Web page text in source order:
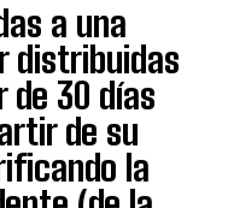
a una
distribuidas
de 30 días
de su
la